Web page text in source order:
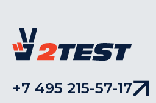
+7 495 215-57-17